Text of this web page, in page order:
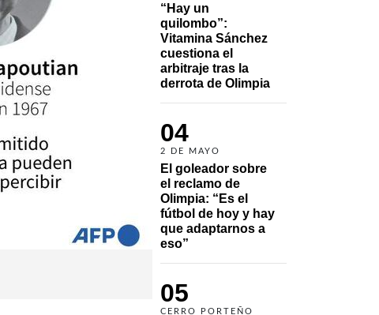
“Hay un
quilombo”:
Vitamina Sánchez
cuestiona el
arbitraje tras la
derrota de Olimpia
04
2 DE MAYO
El goleador sobre
el reclamo de
Olimpia: “Es el
fútbol de hoy y hay
que adaptarnos a
eso”
05
CERRO PORTEÑO